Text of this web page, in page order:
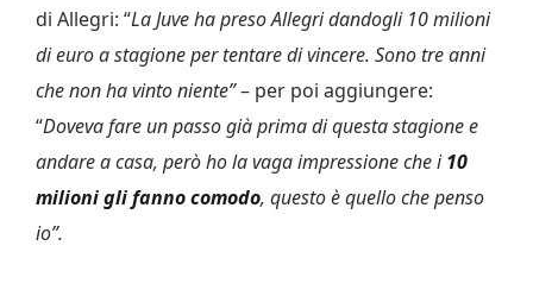
di Allegri: “La Juve ha preso Allegri dandogli 10 milioni
di euro a stagione per tentare di vincere. Sono tre anni
che non ha vinto niente”– per poi aggiungere:
“Doveva fare un passo già prima di questa stagione e
andare a casa, però ho la vaga impressione che i10
milioni gli fanno comodo, questo è quello che penso
io”.